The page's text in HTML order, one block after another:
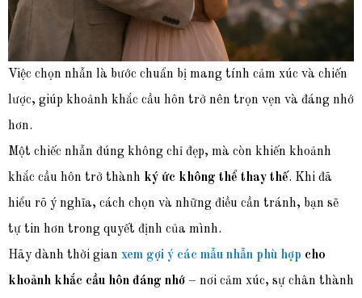
Việc chọn nhẫn là bước chuẩn bị mang tính cảm xúc và chiến
lược, giúp khoảnh khắc cầu hôn trở nên trọn vẹn và đáng nhớ
hơn.
Một chiếc nhẫn đúng không chỉ đẹp, mà còn khiến khoảnh
khắc cầu hôn trở thành ký ức không thể thay thế. Khi đã
hiểu rõ ý nghĩa, cách chọn và những điều cần tránh, bạn sẽ
tự tin hơn trong quyết định của mình.
Hãy dành thời gian xem gợi ý các mẫu nhẫn phù hợp cho
khoảnh khắc cầu hôn đáng nhớ – nơi cảm xúc, sự chân thành